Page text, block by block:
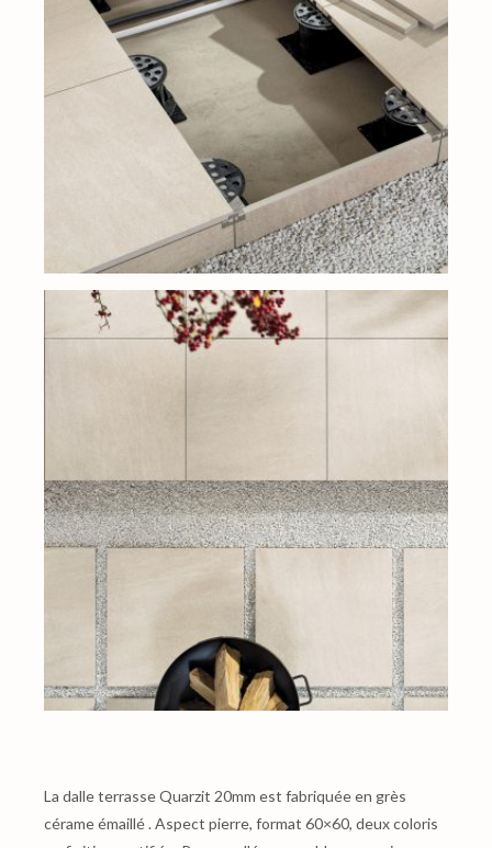
La dalle terrasse Quarzit 20mm est fabriquée en grès
cérame émaillé . Aspect pierre, format 60×60, deux coloris